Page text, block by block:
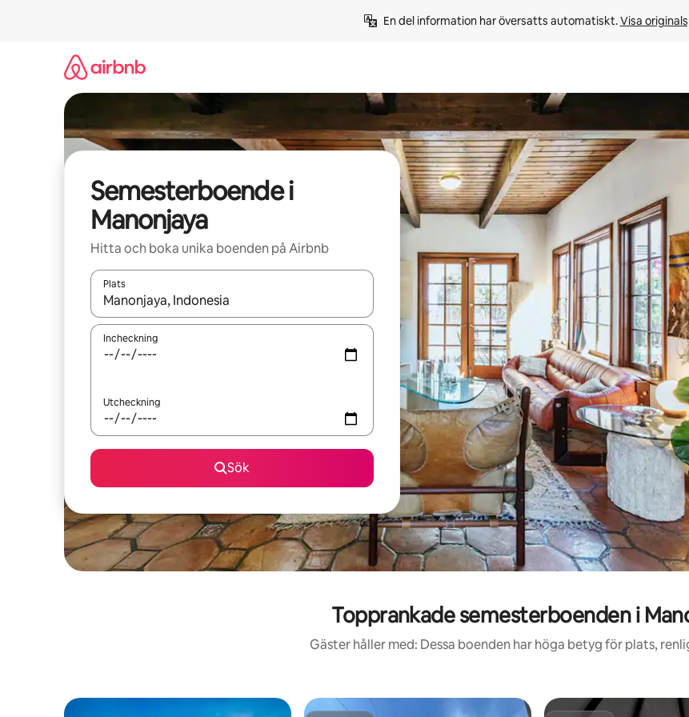
En del information har översatts automatiskt. Visa
Semesterboende i
Manonjaya
Hitta och boka unika boenden på Airbnb
Plats
När resultaten är tillgängliga kan du navigera med upp- och nedåtpilarna eller utforska genom att trycka eller
Incheckning
Utcheckning
Sök
Topprankade semesterboenden i
Gäster håller med: Dessa boenden har höga betyg för plats,